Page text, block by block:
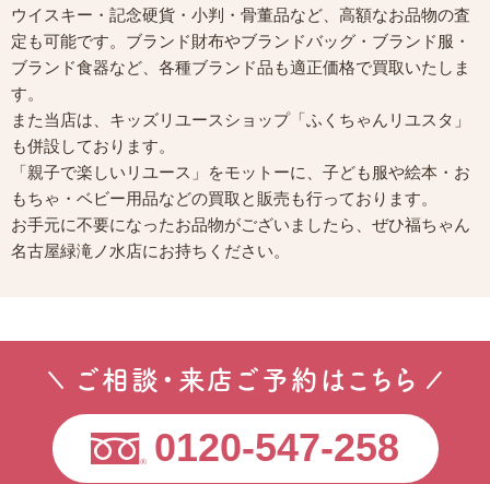
ウイスキー・記念硬貨・小判・骨董品など、高額なお品物の査
定も可能です。ブランド財布やブランドバッグ・ブランド服・
ブランド食器など、各種ブランド品も適正価格で買取いたしま
す。
また当店は、キッズリユースショップ「ふくちゃんリユスタ」
も併設しております。
「親子で楽しいリユース」をモットーに、子ども服や絵本・お
もちゃ・ベビー用品などの買取と販売も行っております。
お手元に不要になったお品物がございましたら、ぜひ福ちゃん
名古屋緑滝ノ水店にお持ちください。
ご相談・来店ご予約はこちら
0120-547-258